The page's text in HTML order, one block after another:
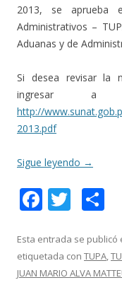
2013, se aprueba
Administrativos –
Aduanas y de
Si desea revisar la
ingresar a
http://
2013.pdf
Sigue leyendo →
F
e
b
T
itt
er p
Esta entrada se publicó
etiquetada con TUPA,
JUAN MARIO ALVA